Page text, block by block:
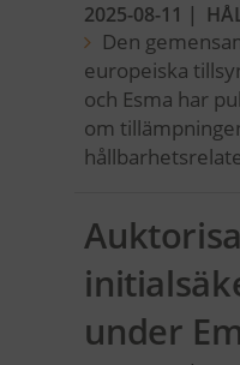
2025-08-11 |
Den
europeiska
och Esma har
om
under